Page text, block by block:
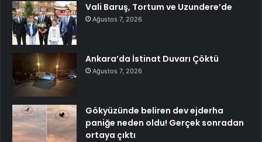
Vali Baruş, Tortum ve Uzundere’de
Ağustos 7, 2026
Ankara’da İstinat Duvarı Çöktü
Ağustos 7, 2026
Gökyüzünde beliren dev ejderha
paniğe neden oldu! Gerçek sonradan
ortaya çıktı